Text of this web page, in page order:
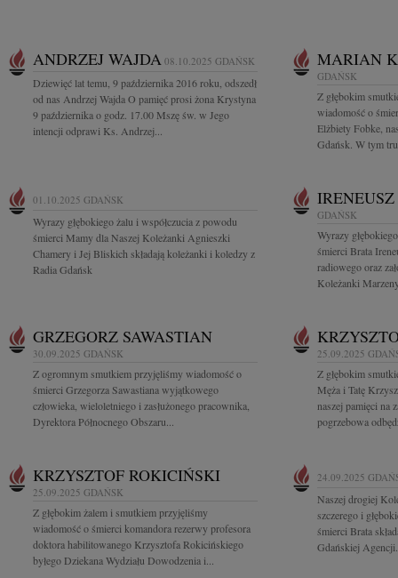
ANDRZEJ WAJDA 08.10.2025 GDAŃSK
Dziewięć lat temu, 9 października 2016 roku, odszedł
od nas Andrzej Wajda O pamięć prosi żona Krystyna
9 października o godz. 17.00 Mszę św. w Jego
intencji odprawi Ks. Andrzej...
MARIAN
GDAŃSK
Z głębokim
wiadomość o
Elżbiety Fobke,
Gdańsk. W tym
01.10.2025 GDAŃSK
Wyrazy głębokiego żalu i współczucia z powodu
śmierci Mamy dla Naszej Koleżanki Agnieszki
Chamery i Jej Bliskich składają koleżanki i koledzy z
Radia Gdańsk
GDAŃSK
Wyrazy
śmierci Brata
radiowego oraz
Koleżanki
GRZEGORZ SAWASTIAN
30.09.2025 GDAŃSK
Z ogromnym smutkiem przyjęliśmy wiadomość o
śmierci Grzegorza Sawastiana wyjątkowego
człowieka, wieloletniego i zasłużonego pracownika,
Dyrektora Północnego Obszaru...
25.09.2025
Z głębokim
Męża i Tatę
naszej pamięci na
pogrzebowa
KRZYSZTOF ROKICIŃSKI
25.09.2025 GDAŃSK
Z głębokim żalem i smutkiem przyjęliśmy
wiadomość o śmierci komandora rezerwy profesora
doktora habilitowanego Krzysztofa Rokicińskiego
byłego Dziekana Wydziału Dowodzenia i...
24.09.2025
Naszej drogiej
szczerego i
śmierci Brata
Gdańskiej